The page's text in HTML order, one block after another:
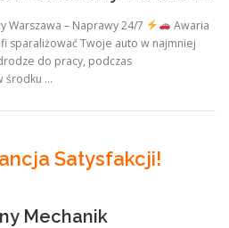
Warszawa – Naprawy 24/7
Awaria
sparaliżować Twoje auto w najmniej
do pracy, podczas
środku …
Satysfakcji!
Mechanik